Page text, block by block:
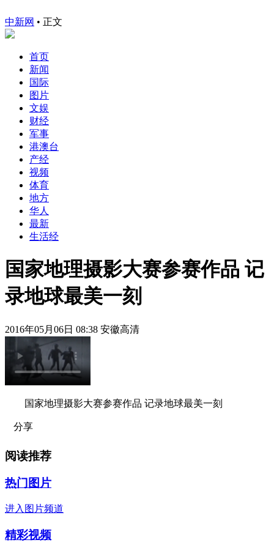
中新网 • 正文
首页
新闻
国际
图片
文娱
财经
军事
港澳台
产经
视频
体育
地方
华人
最新
生活经
国家地理摄影大赛参赛作品 记
录地球最美一刻
2016年05月06日 08:38 安徽高清
国家地理摄影大赛参赛作品 记录地球最美一刻
分享
阅读推荐
热门图片
进入图片频道
精彩视频